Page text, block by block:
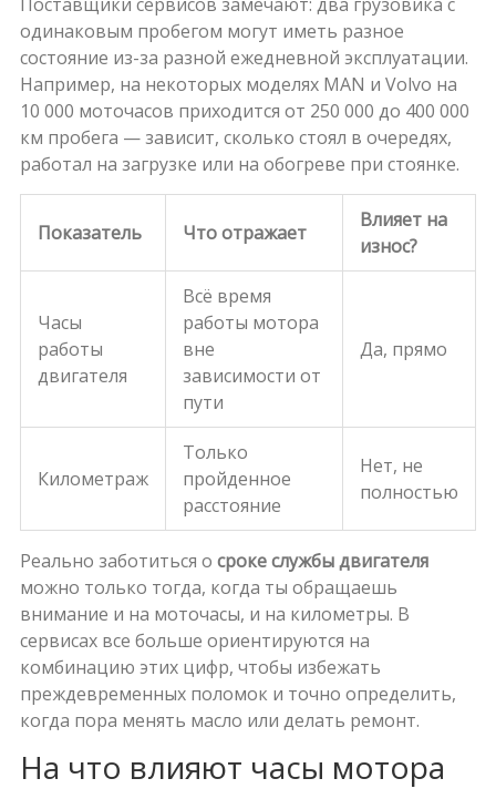
одинаковым пробегом могут иметь разное
состояние из-за разной ежедневной эксплуатации.
Например, на некоторых моделях MAN и Volvo на
10 000 моточасов приходится от 250 000 до 400 000
км пробега — зависит, сколько стоял в очередях,
работал на загрузке или на обогреве при стоянке.
Показатель Что отражает
Влияет на
износ?
Часы
работы
двигателя
Всё время
работы мотора
вне
зависимости от
пути
Да, прямо
Километраж
Только
пройденное
расстояние
Нет, не
полностью
Реально заботиться о сроке службы двигателя
можно только тогда, когда ты обращаешь
внимание и на моточасы, и на километры. В
сервисах все больше ориентируются на
комбинацию этих цифр, чтобы избежать
преждевременных поломок и точно определить,
когда пора менять масло или делать ремонт.
На что влияют часы мотора